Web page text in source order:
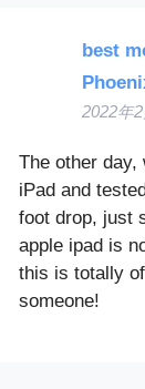
best
2022年
The other
iPad and
foot drop, just
apple ipad is
this is totally
someone!